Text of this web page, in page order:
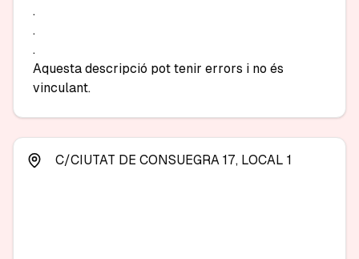
.
.
.
Aquesta descripció pot tenir errors i no és
vinculant.
C/CIUTAT DE CONSUEGRA 17, LOCAL 1